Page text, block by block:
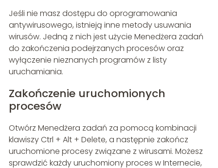
Jeśli nie masz dostępu do oprogramowania
antywirusowego, istnieją inne metody usuwania
wirusów. Jedną z nich jest użycie Menedżera zadań
do zakończenia podejrzanych procesów oraz
wyłączenie nieznanych programów z listy
uruchamiania.
Zakończenie uruchomionych
procesów
Otwórz Menedżera zadań za pomocą kombinacji
klawiszy Ctrl + Alt + Delete, a następnie zakończ
uruchomione procesy związane z wirusami. Możesz
sprawdzić każdy uruchomiony proces w Internecie,